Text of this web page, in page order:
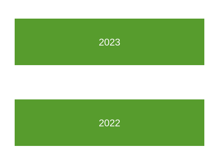
2023
2022